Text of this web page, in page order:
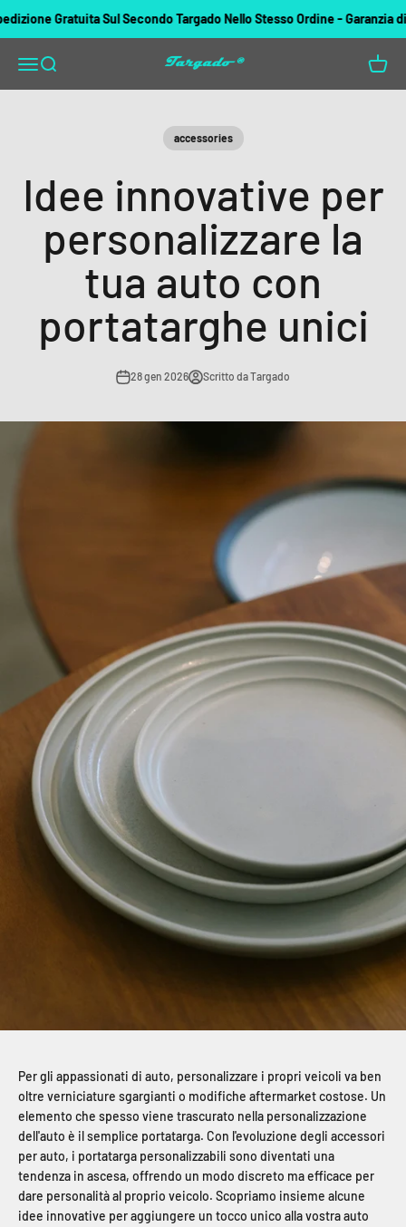
Gratuita Sul Secondo Targado Nello Stesso Ordine - Garanzia di
Apri il menu di navigazione
Mostra il menu di ricercaTargado
accessories
Idee innovative per
personalizzare la
tua auto con
portatarghe unici
28 gen 2026 Scritto da Targado
Per gli appassionati di auto, personalizzare i propri veicoli va ben
oltre verniciature sgargianti o modifiche aftermarket costose. Un
elemento che spesso viene trascurato nella personalizzazione
dell'auto è il semplice portatarga. Con l'evoluzione degli accessori
per auto, i portatarga personalizzabili sono diventati una
tendenza in ascesa, offrendo un modo discreto ma efficace per
dare personalità al proprio veicolo. Scopriamo insieme alcune
idee innovative per aggiungere un tocco unico alla vostra auto